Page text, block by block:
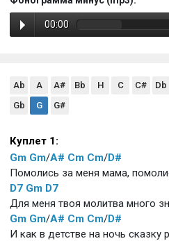
00:00
Ab A A# Bb H C C# Db
Gb
G G#
Куплет 1:
Gm Gm/A# Cm Cm/D#
Помолись за меня мама,
D7 Gm D7
Для меня твоя молитва много
Gm Gm/A# Cm Cm/D#
И как в детстве на ночь сказку